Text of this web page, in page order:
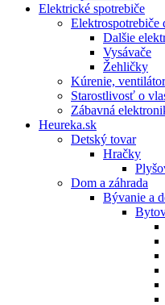
Elektrické spotrebiče
Elektrospotrebiče
Dalšie
Vysávače
Žehličky
Kúrenie,
Starostlivosť o
Zábavná
Heureka.sk
Detský tovar
Hračky
Dom a záhrada
Bývanie a